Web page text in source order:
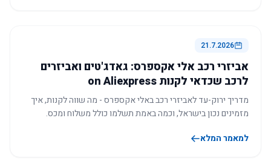
21.7.2026
אביזרי רכב אלי אקספרס: גאדג'טים ואביזרים
לרכב שכדאי לקנות on Aliexpress
מדריך ירוק-עד לאביזרי רכב באלי אקספרס - מה שווה לקנות, איך
מזמינים נכון בישראל, וכמה באמת תשלמו כולל משלוח ומכס.
למאמר המלא